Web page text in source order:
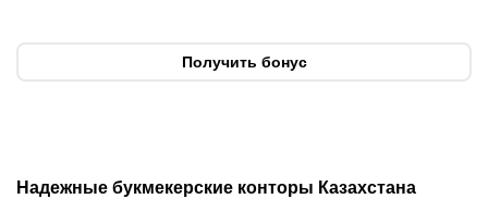
Получить бонус
Надежные букмекерские конторы Казахстана